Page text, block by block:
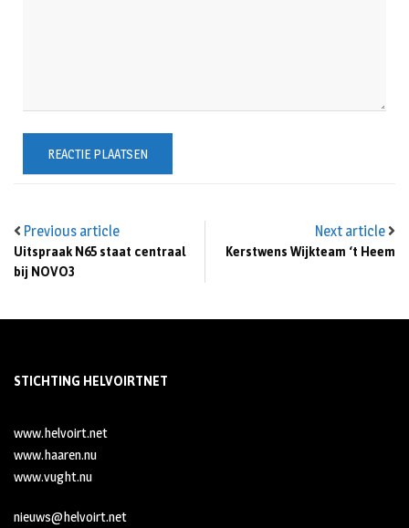
Previous article
Uitspraak N65 staat centraal
bij NOVO3
Next article
Kerstwens Wijkteam ‘t Heem
STICHTING HELVOIRTNET
www.helvoirt.net
www.haaren.nu
www.vught.nu
nieuws@helvoirt.net